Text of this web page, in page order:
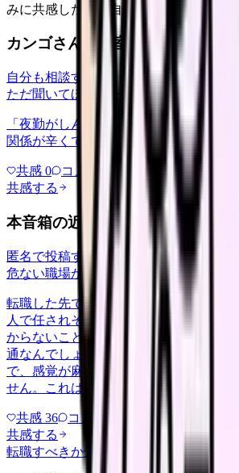
みに共感したり、自分の状況を投稿でき
カンゴさん相談室から共有され
自分も相談する
ただ聞いてほしい
relationships 2026/6/13
「夜勤がしんどい」について相談した
関係が辛くて、、、
共感 0 コメント
0
共感する
本音箱の近い投稿
匿名で投稿する
危ない職場か判断してほしい
career-growth
転職した先で、入職して二ヶ月も経た
人で任されそうになっています。プリ
からないことを聞ける相手も日によっ
通なんでしょうか。 前の職場はもっと
で、感覚が麻痺しているのか自分が甘
せん。これは危ない環境なのか…
共感 36 コメント
共感する
転職すべきか知りたい
2026/6/26